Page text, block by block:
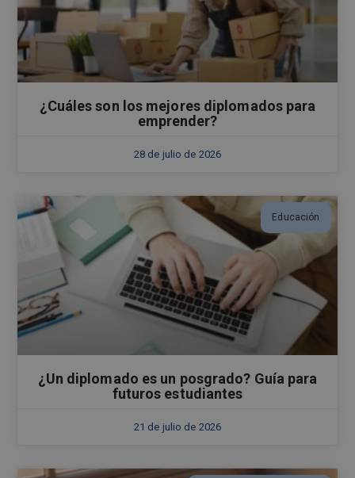
¿Cuáles son los mejores diplomados para
emprender?
28 de julio de 2026
Educación
¿Un diplomado es un posgrado? Guía para
futuros estudiantes
21 de julio de 2026